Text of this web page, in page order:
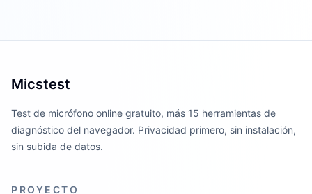
Micstest
Test de micrófono online gratuito, más 15 herramientas de
diagnóstico del navegador. Privacidad primero, sin instalación,
sin subida de datos.
PROYECTO